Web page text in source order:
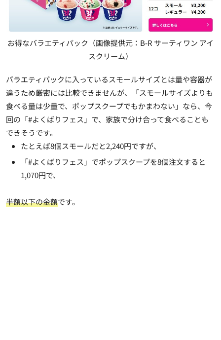
お得なバラエティパック（画像提供元：B-R サーティワン アイ
スクリーム）
バラエティパックに入っているスモールサイズとは量や容器が
違うため厳密には比較できませんが、「スモールサイズよりも
食べる量は少量で、ポップスクープでもかまわない」なら、今
回の「#よくばりフェス」で、家族で分け合って食べることも
できそうです。
たとえば8個スモールだと2,240円ですが、
「#よくばりフェス」でポップスクープを8個注文すると
1,070円で、
半額以下の金額です。